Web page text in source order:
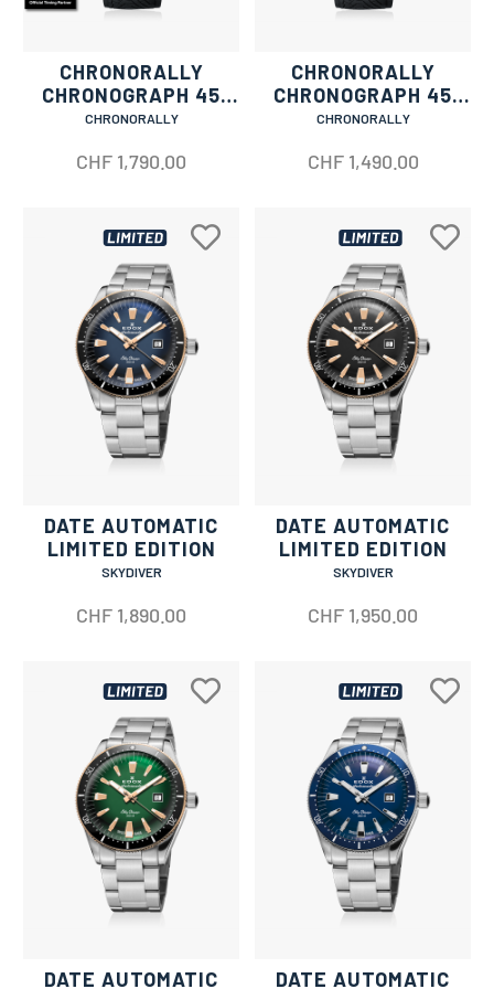
CHRONORALLY
CHRONOGRAPH 45
LIMITED EDITION
CHRONORALLY
CHF 1,790.00
CHRONORALLY
CHRONOGRAPH 45
RIV LIMITED EDITION
CHRONORALLY
CHF1,490.00
DATE AUTOMATIC
LIMITED EDITION
SKYDIVER
CHF 1,890.00
DATE AUTOMATIC
LIMITED EDITION
SKYDIVER
CHF 1,950.00
DATE AUTOMATIC DATE AUTOMATIC